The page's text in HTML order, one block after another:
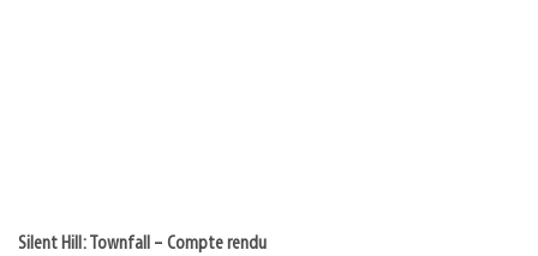
Silent Hill: Townfall – Compte rendu